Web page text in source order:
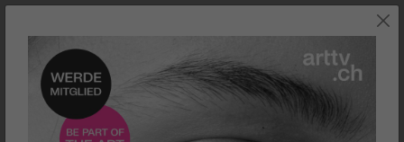
SZENE